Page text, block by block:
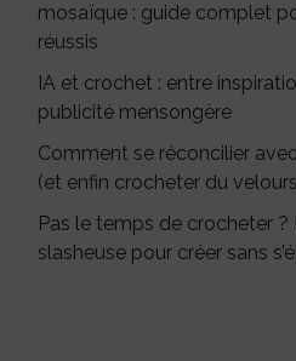
mosaïque : guide complet
réussis
IA et crochet : entre
publicité mensongère
Comment se réconcilier
(et enfin crocheter du
Pas le temps de crocheter ?
slasheuse pour créer sans